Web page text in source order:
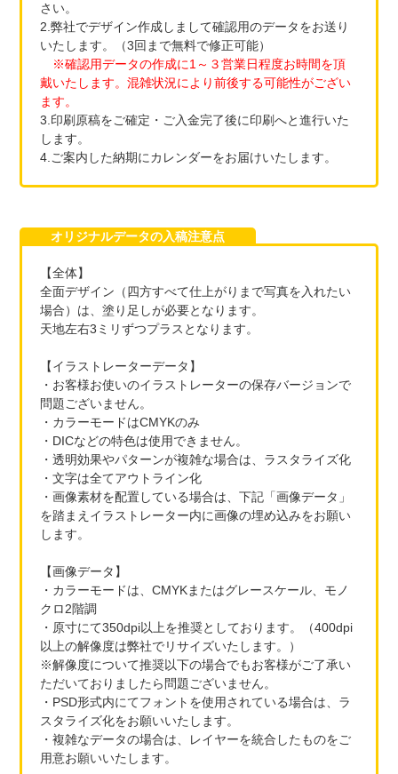
さい。
2.弊社でデザイン作成しまして確認用のデータをお送り
いたします。（3回まで無料で修正可能）
※確認用データの作成に1～３営業日程度お時間を頂
戴いたします。混雑状況により前後する可能性がござい
ます。
3.印刷原稿をご確定・ご入金完了後に印刷へと進行いた
します。
4.ご案内した納期にカレンダーをお届けいたします。
オリジナルデータの入稿注意点
【全体】
全面デザイン（四方すべて仕上がりまで写真を入れたい
場合）は、塗り足しが必要となります。
天地左右3ミリずつプラスとなります。
【イラストレーターデータ】
・お客様お使いのイラストレーターの保存バージョンで
問題ございません。
・カラーモードはCMYKのみ
・DICなどの特色は使用できません。
・透明効果やパターンが複雑な場合は、ラスタライズ化
・文字は全てアウトライン化
・画像素材を配置している場合は、下記「画像データ」
を踏まえイラストレーター内に画像の埋め込みをお願い
します。
【画像データ】
・カラーモードは、CMYKまたはグレースケール、モノ
クロ2階調
・原寸にて350dpi以上を推奨としております。（400dpi
以上の解像度は弊社でリサイズいたします。）
※解像度について推奨以下の場合でもお客様がご了承い
ただいておりましたら問題ございません。
・PSD形式内にてフォントを使用されている場合は、ラ
スタライズ化をお願いいたします。
・複雑なデータの場合は、レイヤーを統合したものをご
用意お願いいたします。